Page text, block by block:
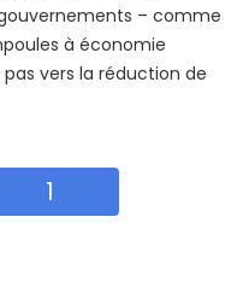
– comme
à économie
vers la réduction de
1